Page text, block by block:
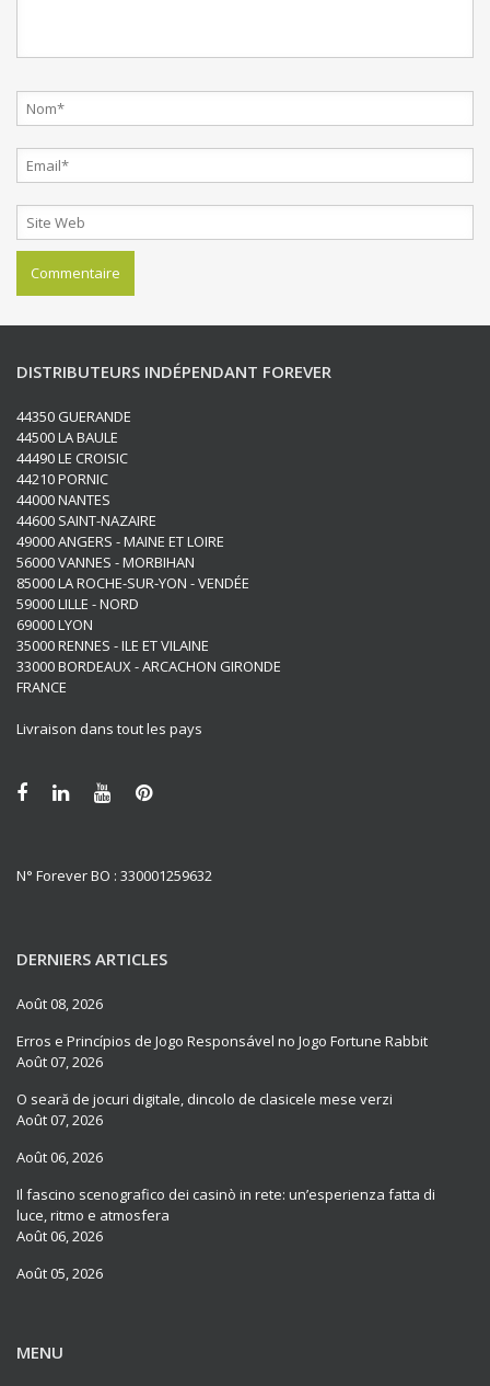
DISTRIBUTEURS INDÉPENDANT FOREVER
44350 GUERANDE
44500 LA BAULE
44490 LE CROISIC
44210 PORNIC
44000 NANTES
44600 SAINT-NAZAIRE
49000 ANGERS - MAINE ET LOIRE
56000 VANNES - MORBIHAN
85000 LA ROCHE-SUR-YON - VENDÉE
59000 LILLE - NORD
69000 LYON
35000 RENNES - ILE ET VILAINE
33000 BORDEAUX - ARCACHON GIRONDE
FRANCE
Livraison dans tout les pays
N° Forever BO : 330001259632
DERNIERS ARTICLES
Août 08, 2026
Erros e Princípios de Jogo Responsável no Jogo Fortune Rabbit
Août 07, 2026
O seară de jocuri digitale, dincolo de clasicele mese verzi
Août 07, 2026
Août 06, 2026
Il fascino scenografico dei casinò in rete: un’esperienza fatta di
luce, ritmo e atmosfera
Août 06, 2026
Août 05, 2026
MENU